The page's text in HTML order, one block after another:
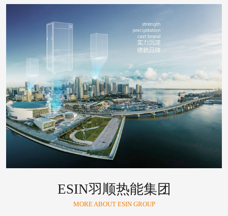
ESIN羽顺热能集团
MORE ABOUT ESIN GROUP